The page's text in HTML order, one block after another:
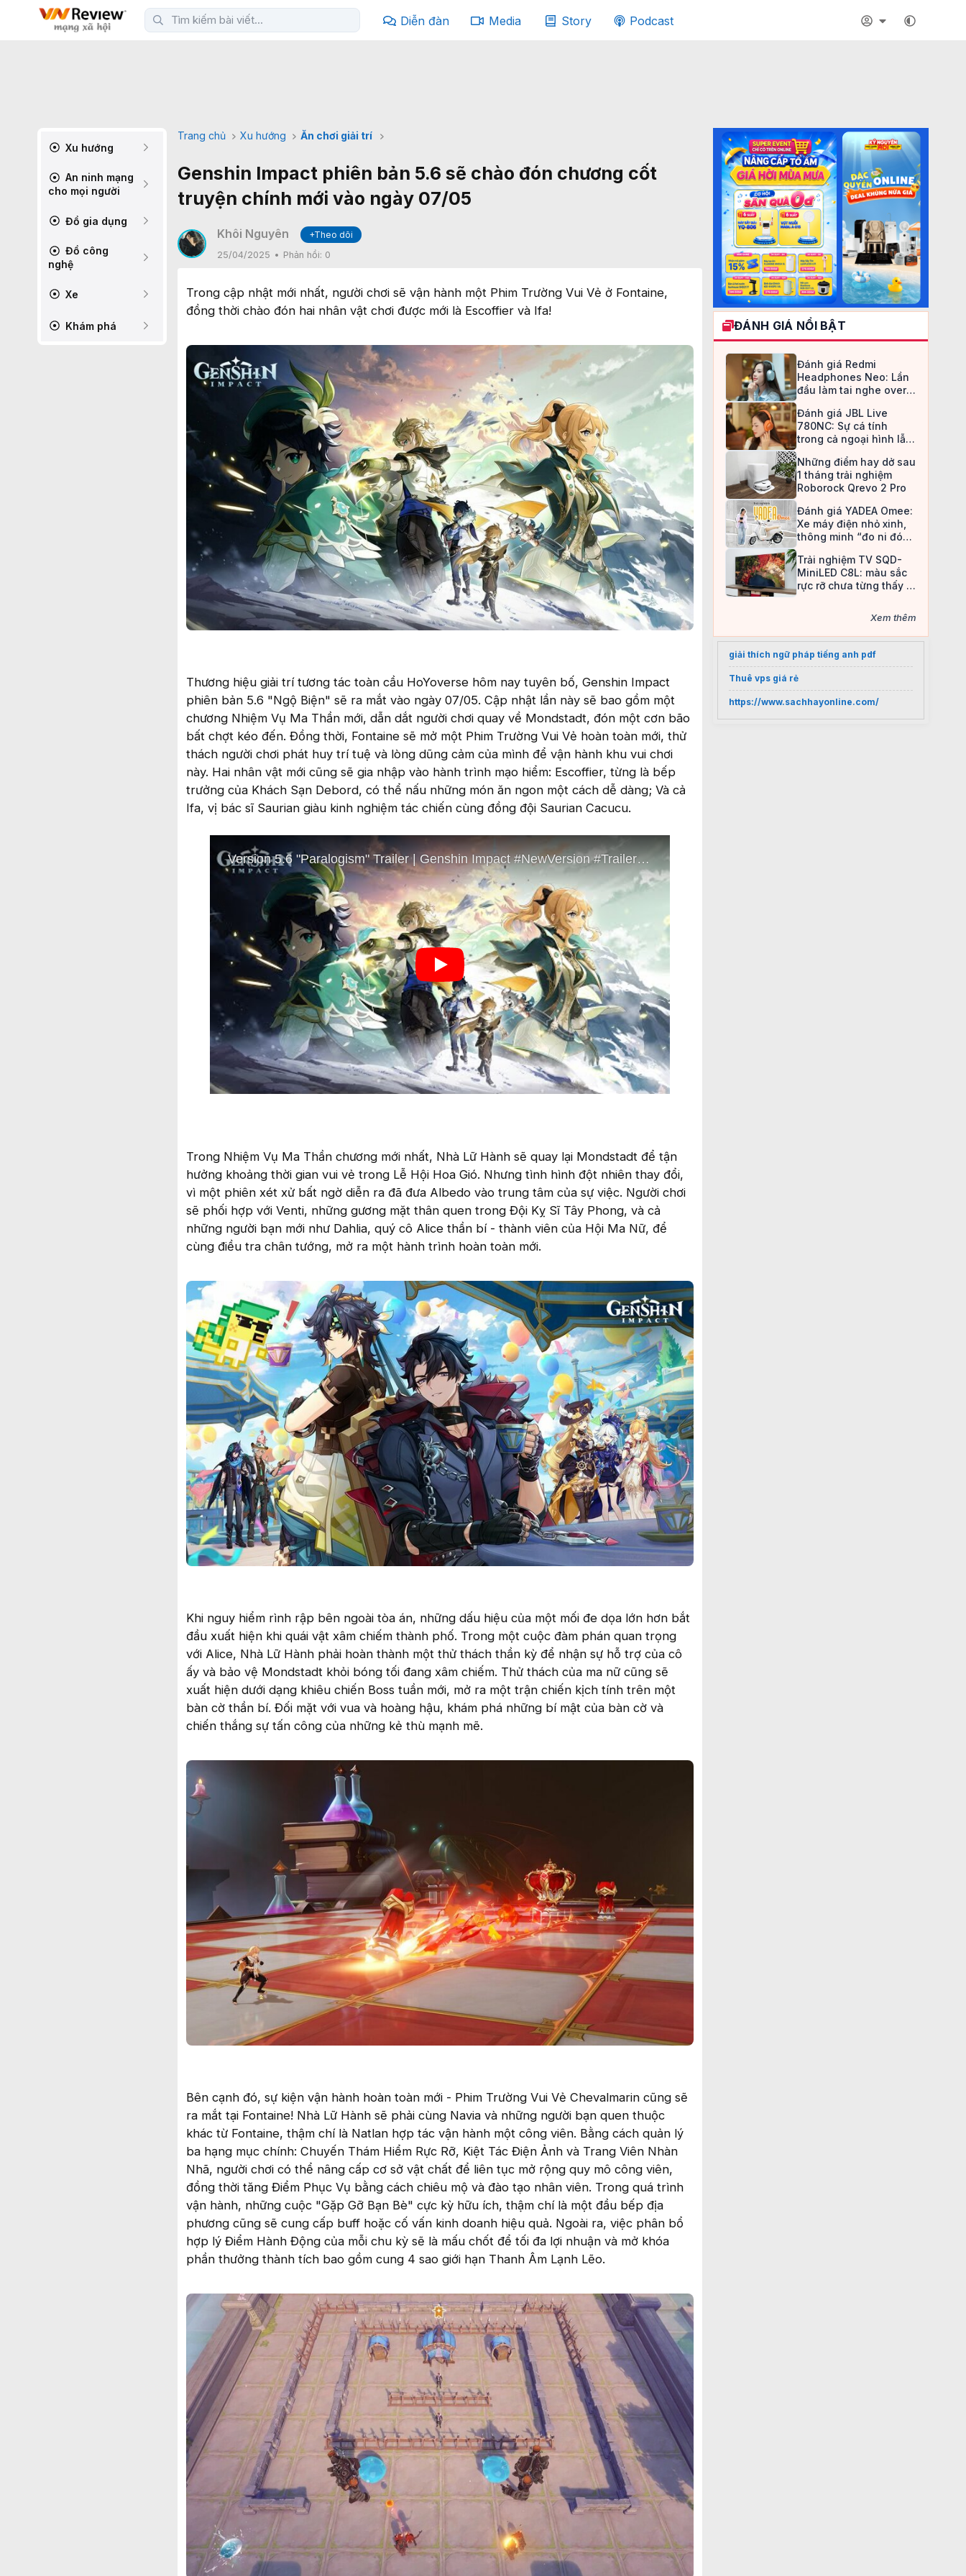
Diễn đàn Media Story Podcast
Xu hướng
An ninh mạng
cho mọi người
Đồ gia dụng
Đồ công
nghệ
Xe
Khám phá
Trang chủ Xu hướng Ăn chơi giải trí
Genshin Impact phiên bản 5.6 sẽ chào đón chương cốt
truyện chính mới vào ngày 07/05
Khôi Nguyên
+Theo dõi
25/04/2025
Phản hồi: 0
Trong cập nhật mới nhất, người chơi sẽ vận hành một Phim Trường Vui Vẻ ở Fontaine,
đồng thời chào đón hai nhân vật chơi được mới là Escoffier và Ifa!
Thương hiệu giải trí tương tác toàn cầu HoYoverse hôm nay tuyên bố, Genshin Impact
phiên bản 5.6 "Ngộ Biện" sẽ ra mắt vào ngày 07/05. Cập nhật lần này sẽ bao gồm một
chương Nhiệm Vụ Ma Thần mới, dẫn dắt người chơi quay về Mondstadt, đón một cơn bão
bất chợt kéo đến. Đồng thời, Fontaine sẽ mở một Phim Trường Vui Vẻ hoàn toàn mới, thử
thách người chơi phát huy trí tuệ và lòng dũng cảm của mình để vận hành khu vui chơi
này. Hai nhân vật mới cũng sẽ gia nhập vào hành trình mạo hiểm: Escoffier, từng là bếp
trưởng của Khách Sạn Debord, có thể nấu những món ăn ngon một cách dễ dàng; Và cả
Ifa, vị bác sĩ Saurian giàu kinh nghiệm tác chiến cùng đồng đội Saurian Cacucu.
Trong Nhiệm Vụ Ma Thần chương mới nhất, Nhà Lữ Hành sẽ quay lại Mondstadt để tận
hưởng khoảng thời gian vui vẻ trong Lễ Hội Hoa Gió. Nhưng tình hình đột nhiên thay đổi,
vì một phiên xét xử bất ngờ diễn ra đã đưa Albedo vào trung tâm của sự việc. Người chơi
sẽ phối hợp với Venti, những gương mặt thân quen trong Đội Kỵ Sĩ Tây Phong, và cả
những người bạn mới như Dahlia, quý cô Alice thần bí - thành viên của Hội Ma Nữ, để
cùng điều tra chân tướng, mở ra một hành trình hoàn toàn mới.
Khi nguy hiểm rình rập bên ngoài tòa án, những dấu hiệu của một mối đe dọa lớn hơn bắt
đầu xuất hiện khi quái vật xâm chiếm thành phố. Trong một cuộc đàm phán quan trọng
với Alice, Nhà Lữ Hành phải hoàn thành một thử thách thần kỳ để nhận sự hỗ trợ của cô
ấy và bảo vệ Mondstadt khỏi bóng tối đang xâm chiếm. Thử thách của ma nữ cũng sẽ
xuất hiện dưới dạng khiêu chiến Boss tuần mới, mở ra một trận chiến kịch tính trên một
bàn cờ thần bí. Đối mặt với vua và hoàng hậu, khám phá những bí mật của bàn cờ và
chiến thắng sự tấn công của những kẻ thù mạnh mẽ.
Bên cạnh đó, sự kiện vận hành hoàn toàn mới - Phim Trường Vui Vẻ Chevalmarin cũng sẽ
ra mắt tại Fontaine! Nhà Lữ Hành sẽ phải cùng Navia và những người bạn quen thuộc
khác từ Fontaine, thậm chí là Natlan hợp tác vận hành một công viên. Bằng cách quản lý
ba hạng mục chính: Chuyến Thám Hiểm Rực Rỡ, Kiệt Tác Điện Ảnh và Trang Viên Nhàn
Nhã, người chơi có thể nâng cấp cơ sở vật chất để liên tục mở rộng quy mô công viên,
đồng thời tăng Điểm Phục Vụ bằng cách chiêu mộ và đào tạo nhân viên. Trong quá trình
vận hành, những cuộc "Gặp Gỡ Bạn Bè" cực kỳ hữu ích, thậm chí là một đầu bếp địa
phương cũng sẽ cung cấp buff hoặc cố vấn kinh doanh hiệu quả. Ngoài ra, việc phân bổ
hợp lý Điểm Hành Động của mỗi chu kỳ sẽ là mấu chốt để tối đa lợi nhuận và mở khóa
phần thưởng thành tích bao gồm cung 4 sao giới hạn Thanh Âm Lạnh Lẽo.
ĐÁNH GIÁ NỔI BẬT
Đánh giá Redmi
Headphones Neo: Lần
đầu làm tai nghe over-
an toàn
Đánh giá JBL Live
780NC: Sự cá tính
trong cả ngoại hình lẫn
Những điểm hay dở sau
1 tháng trải nghiệm
Roborock Qrevo 2 Pro
Đánh giá YADEA Omee:
Xe máy điện nhỏ xinh,
thông minh “đo ni đóng
Trải nghiệm TV SQD-
MiniLED C8L: màu sắc
rực rỡ chưa từng thấy ở
Xem thêm
giải thích ngữ pháp tiếng anh pdf
Thuê vps giá rẻ
https://www.sachhayonline.com/